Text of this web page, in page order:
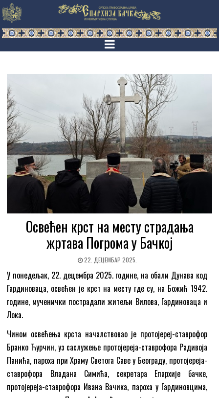
Освећен крст на месту страдања
жртава Погрома у Бачкој
22. ДЕЦЕМБАР 2025.
У понедељак, 22. децембра 2025. године, на обали Дунава код
Гардиноваца, освећен је крст на месту где су, на Божић 1942.
године, мученички пострадали житељи Вилова, Гардиноваца и
Лока.
Чином освећења крста началствовао је протојереј-ставрофор
Бранко Ћурчин, уз саслужење протојереја-ставрофора Радивоја
Панића, пароха при Храму Светога Саве у Београду, протојереја-
ставрофора Владана Симића, секретара Епархије бачке,
протојереја-ставрофора Ивана Вачика, пароха у Гардиновцима,